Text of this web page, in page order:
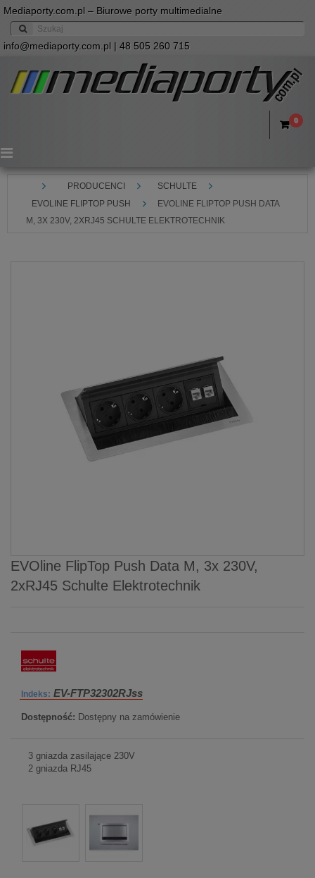
Mediaporty.com.pl – Biurowe porty multimedialne
info@mediaporty.com.pl | 48 505 260 715
0
Menu
PRODUCENCI
SCHULTE
EVOLINE FLIPTOP PUSH
EVOLINE FLIPTOP PUSH DATA
M, 3X 230V, 2XRJ45 SCHULTE ELEKTROTECHNIK
EVOline FlipTop Push Data M, 3x 230V,
2xRJ45 Schulte Elektrotechnik
Indeks: EV-FTP32302RJss
Dostępność: Dostępny na zamówienie
3 gniazda zasilające 230V
2 gniazda RJ45